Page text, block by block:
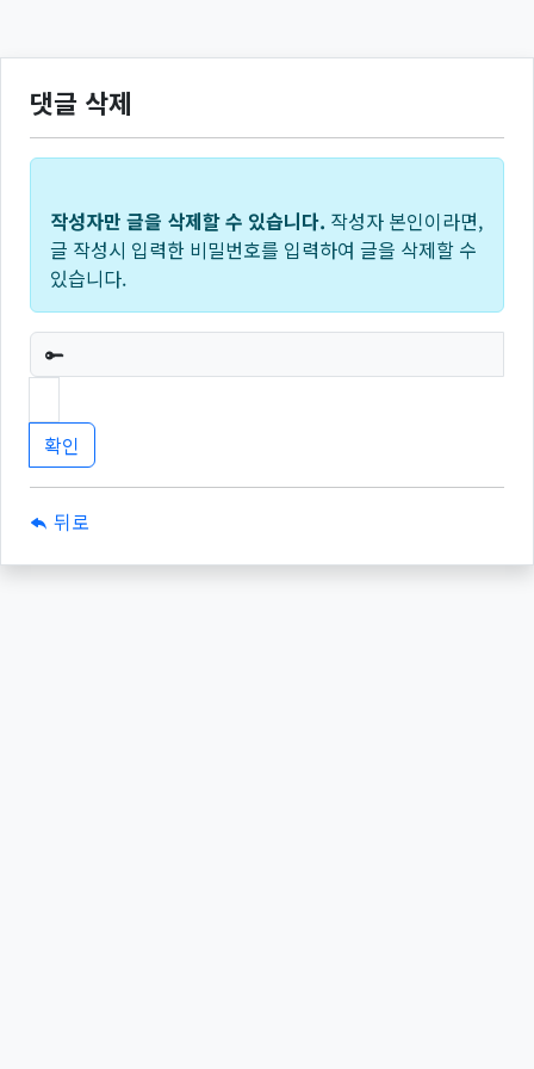
댓글 삭제
작성자만 글을 삭제할 수 있습니다. 작성자 본인이라면,
글 작성시 입력한 비밀번호를 입력하여 글을 삭제할 수
있습니다.
필수
뒤로